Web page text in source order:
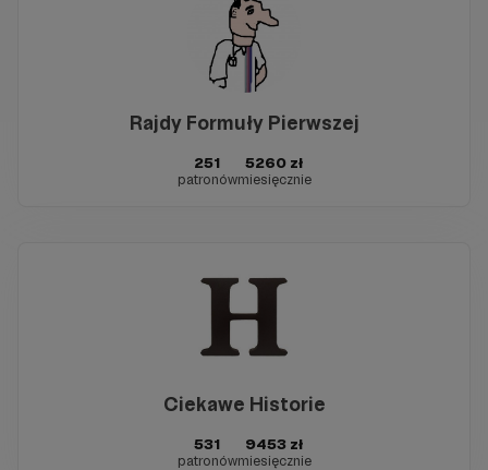
Rajdy Formuły Pierwszej
251
patronów
5260 zł
miesięcznie
Ciekawe Historie
531
patronów
9453 zł
miesięcznie